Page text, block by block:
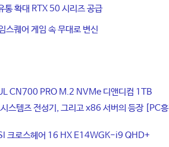
통 확대 RTX 50 시리즈 공급
스퀘어 게임 속 무대로 변신
CN700 PRO M.2 NVMe 디앤디컴 1TB
스템즈 전성기, 그리고 x86 서버의 등장 [PC
크로스헤어 16 HX E14WGK-i9 QHD+